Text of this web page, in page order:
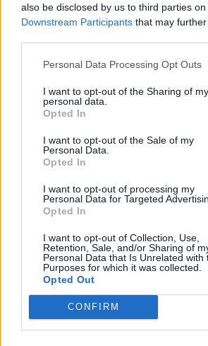
also be disclosed by us to third parties on
Downstream Participants that may
Personal Data Processing Opt Outs
I want to opt-out of the Sharing of my
personal data.
Opted In
I want to opt-out of the Sale of my
Personal Data.
Opted In
I want to opt-out of processing my
Personal Data for Targeted
Opted In
I want to opt-out of Collection, Use,
Retention, Sale, and/or Sharing of
Personal Data that Is Unrelated with
Purposes for which it was collected.
Opted Out
CONFIRM
det kastas möbler i en lägenhet,
på sin hemsida.
Patrull på plats hittar fyra
lägenheten där det varit fest. Det
blödande sår. Vid bråket har olika
använts och en kvinna och en
förs båda till sjukhus med
En anmälan om grov misshandel
upprättas.
Skellefteå.En misstänkt våldtäkt
på en offentlig plats inomhus i
måndagen. En ung man har nu
misstänkt för våldtäkten,
De inblandade ska vara ytligt
varandra.